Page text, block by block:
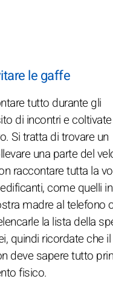
le gaffe
tutto durante gli
di incontri e coltivate
Si tratta di trovare un
una parte del
raccontare tutta la
come quelli
madre al telefono
la lista della
quindi ricordate che
deve sapere tutto
fisico.